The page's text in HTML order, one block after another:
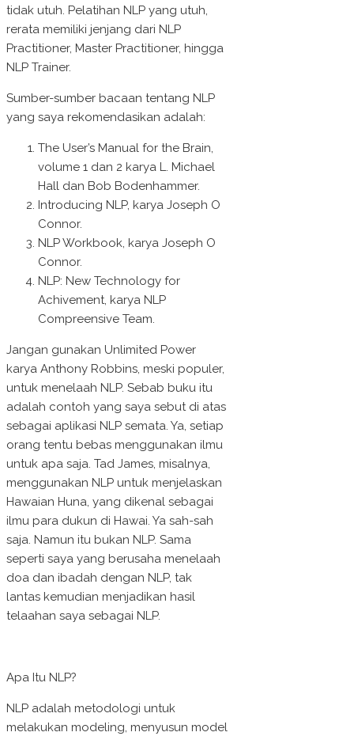
tidak utuh. Pelatihan NLP yang utuh,
rerata memiliki jenjang dari NLP
Practitioner, Master Practitioner, hingga
NLP Trainer.
Sumber-sumber bacaan tentang NLP
yang saya rekomendasikan adalah:
The User’s Manual for the Brain,
volume 1 dan 2 karya L. Michael
Hall dan Bob Bodenhammer.
Introducing NLP, karya Joseph O
Connor.
NLP Workbook, karya Joseph O
Connor.
NLP: New Technology for
Achivement, karya NLP
Compreensive Team.
Jangan gunakan Unlimited Power
karya Anthony Robbins, meski populer,
untuk menelaah NLP. Sebab buku itu
adalah contoh yang saya sebut di atas
sebagai aplikasi NLP semata. Ya, setiap
orang tentu bebas menggunakan ilmu
untuk apa saja. Tad James, misalnya,
menggunakan NLP untuk menjelaskan
Hawaian Huna, yang dikenal sebagai
ilmu para dukun di Hawai. Ya sah-sah
saja. Namun itu bukan NLP. Sama
seperti saya yang berusaha menelaah
doa dan ibadah dengan NLP, tak
lantas kemudian menjadikan hasil
telaahan saya sebagai NLP.
Apa Itu NLP?
NLP adalah metodologi untuk
melakukan modeling, menyusun model